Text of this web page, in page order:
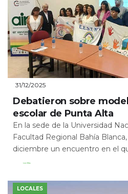
31/12/2025
Debatieron sobre
escolar de Punta Alta
En la sede de la Universidad
Facultad Regional Bahía
diciembre un encuentro en el
Leer Más
LOCALES